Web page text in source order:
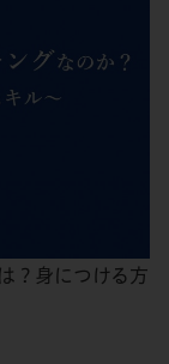
？身につける方